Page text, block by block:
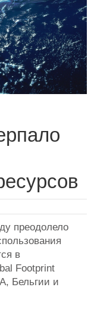
преодолело
в
Footprint
Бельгии и